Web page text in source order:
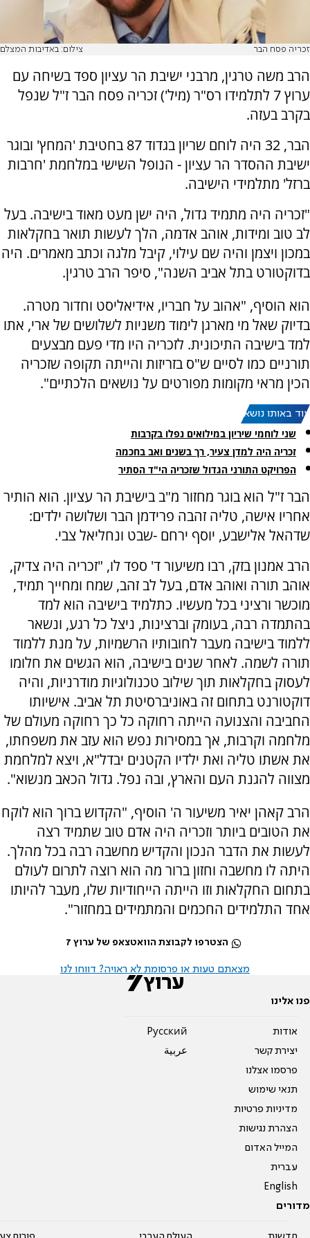
זכריה פסח הבר צילום: באדיבות המצלם
הרב משה טרגין, מרבני ישיבת הר עציון ספד בשיחה עם
ערוץ 7 לתלמידו רס"ר (מיל') זכריה פסח הבר ז"ל שנפל
בקרב בעזה.
הבר, 32 היה לוחם שריון בגדוד 87 בחטיבת 'המחץ' ובוגר
ישיבת ההסדר הר עציון - הנופל השישי במלחמת 'חרבות
ברזל' מתלמידי הישיבה.
"זכריה היה מתמיד גדול, היה ישן מעט מאוד בישיבה. בעל
לב טוב ומידות, אוהב אדמה, הלך לעשות תואר בחקלאות
במכון ויצמן והיה שם עילוי, קיבל מלגה וכתב מאמרים. היה
בדוקטורט בתל אביב השנה", סיפר הרב טרגין.
הוא הוסיף, "אהוב על חבריו, אידיאליסט וחדור מטרה.
בדיוק שאל מי מארגן לימוד משניות לשלושים של ארי, אתו
למד בישיבה התיכונית. לזכריה היו מדי פעם מבצעים
תורניים כמו לסיים ש"ס בזריזות והייתה תקופה שזכריה
הכין מראי מקומות מפורטים על נושאים הלכתיים".
עוד באותו נושא:
שני לוחמי שיריון במילואים נפלו בקרבות
זכריה היה למדן צעיר, רך בשנים ואב בחכמה
הפרויקט התורני הגדול שזכריה הי"ד הסתיר
הבר ז"ל הוא בוגר מחזור מ"ב בישיבת הר עציון. הוא הותיר
אחריו אישה, טליה זהבה פרידמן הבר ושלושה ילדים:
שדהאל אלישבע, יוסף ירחם -שבט ונחליאל צבי.
הרב אמנון בזק, רבו משיעור ד' ספד לו, "זכריה היה צדיק,
אוהב תורה ואוהב אדם, בעל לב זהב, שמח ומחייך תמיד,
מוכשר ורציני בכל מעשיו. כתלמיד בישיבה הוא למד
בהתמדה רבה, בעומק וברצינות, ניצל כל רגע, ונשאר
ללמוד בישיבה מעבר לחובותיו הרשמיות, על מנת ללמוד
תורה לשמה. לאחר שנים בישיבה, הוא הגשים את חלומו
לעסוק בחקלאות תוך שילוב טכנולוגיות מודרניות, והיה
דוקטורנט בתחום זה באוניברסיטת תל אביב. אישיותו
החביבה והצנועה הייתה רחוקה כל כך רחוקה מעולם של
מלחמה וקרבות, אך במסירות נפש הוא עזב את משפחתו,
את אשתו טליה ואת ילדיו הקטנים יבדל"א, ויצא למלחמת
מצווה להגנת העם והארץ, ובה נפל. גדול הכאב מנשוא".
הרב קאהן יאיר משיעור ה' הוסיף, "הקדוש ברוך הוא לוקח
את הטובים ביותר וזכריה היה אדם טוב שתמיד רצה
לעשות את הדבר הנכון והקדיש מחשבה רבה בכל מהלך.
היתה לו מחשבה וחזון ברור מה הוא רוצה לתרום לעולם
בתחום החקלאות וזו הייתה הייחודיות שלו, מעבר להיותו
אחד התלמידים החכמים והמתמידים במחזור".
הצטרפו לקבוצת הוואטצאפ של ערוץ 7
מצאתם טעות או פרסומת לא ראויה? דווחו לנו
פנו אלינו
אודות
יצירת קשר
פרסמו אצלנו
תנאי שימוש
מדיניות פרטיות
הצהרת נגישות
המייל האדום
עברית
English
Pусский
عربية
מדורים